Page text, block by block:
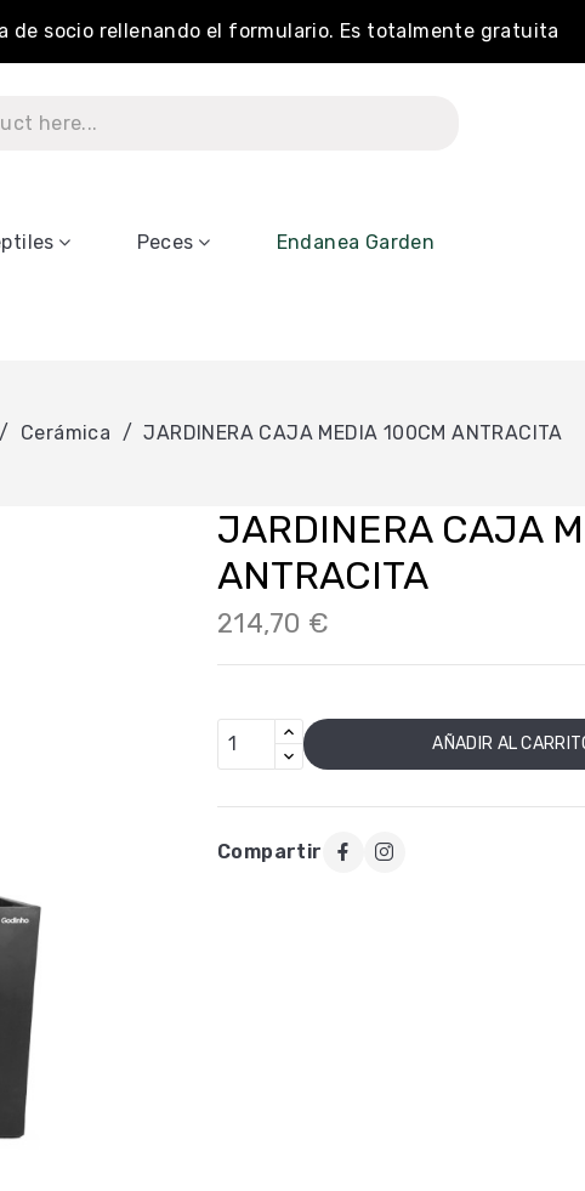
de socio rellenando el formulario. Es totalmente gratuita
Peces Endanea Garden
Cerámica JARDINERA CAJA MEDIA 100CM ANTRACITA
JARDINERA CAJA
ANTRACITA
214,70 €
AÑADIR AL
Compartir